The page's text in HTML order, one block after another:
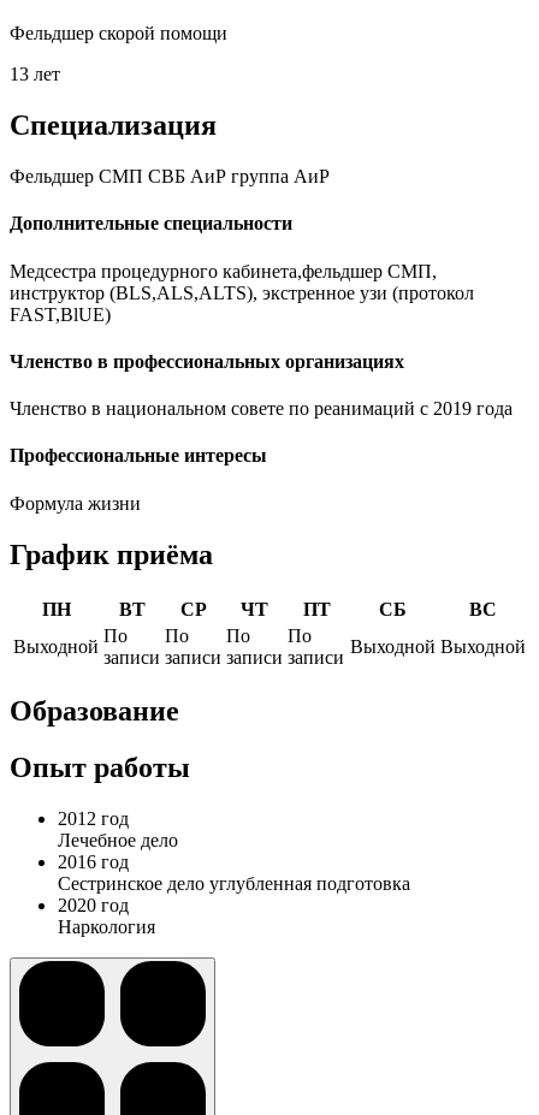
Фельдшер скорой помощи
13 лет
Специализация
Фельдшер СМП СВБ АиР группа АиР
Дополнительные специальности
Медсестра процедурного кабинета,фельдшер СМП,
инструктор (BLS,ALS,ALTS), экстренное узи (протокол
FAST,BlUE)
Членство в профессиональных организациях
Членство в национальном совете по реанимаций с 2019 года
Профессиональные интересы
Формула жизни
График приёма
ПН ВТ СР ЧТ ПТ СБ
ВС
Выходной
По
записи
По
записи
По
записи
По
записи
Выходной Выходной
Образование
Опыт работы
2012 год
Лечебное дело
2016 год
Сестринское дело углубленная подготовка
2020 год
Наркология